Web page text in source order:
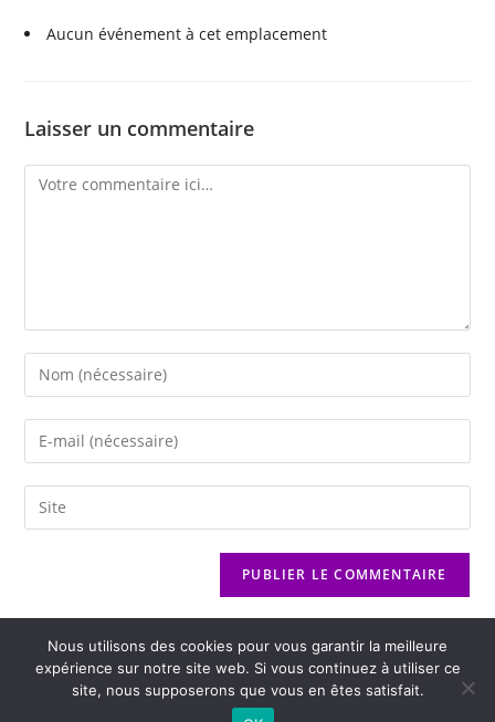
Aucun événement à cet emplacement
Laisser un commentaire
Nous utilisons des cookies pour vous garantir la meilleure
expérience sur notre site web. Si vous continuez à utiliser ce
site, nous supposerons que vous en êtes satisfait.